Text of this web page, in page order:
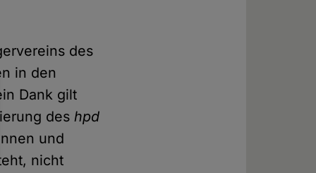
des
in den
Dank gilt
deshpd
und
nicht